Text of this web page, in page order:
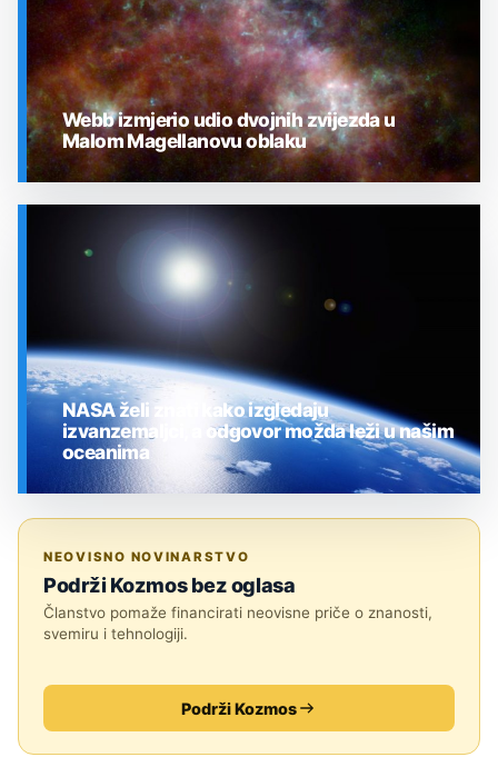
Webb izmjerio udio dvojnih zvijezda u
Malom Magellanovu oblaku
NASA želi znati kako izgledaju
izvanzemaljci, a odgovor možda leži u našim
oceanima
NEOVISNO NOVINARSTVO
Podrži Kozmos bez oglasa
Članstvo pomaže financirati neovisne priče o znanosti,
svemiru i tehnologiji.
Podrži Kozmos